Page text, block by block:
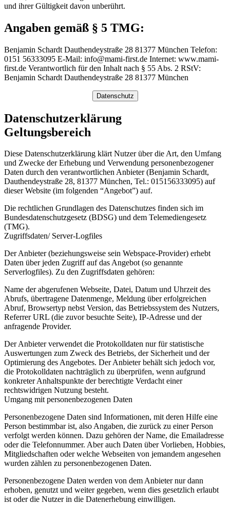
und ihrer Gültigkeit davon unberührt.
Angaben gemäß § 5 TMG:
Benjamin Schardt Dauthendeystraße 28 81377 München Telefon:
0151 56333095 E-Mail: info@mami-first.de Internet: www.mami-
first.de Verantwortlich für den Inhalt nach § 55 Abs. 2 RStV:
Benjamin Schardt Dauthendeystraße 28 81377 München
Datenschutz
Datenschutzerklärung
Geltungsbereich
Diese Datenschutzerklärung klärt Nutzer über die Art, den Umfang
und Zwecke der Erhebung und Verwendung personenbezogener
Daten durch den verantwortlichen Anbieter (Benjamin Schardt,
Dauthendeystraße 28, 81377 München, Tel.: 015156333095) auf
dieser Website (im folgenden “Angebot”) auf.
Die rechtlichen Grundlagen des Datenschutzes finden sich im
Bundesdatenschutzgesetz (BDSG) und dem Telemediengesetz
(TMG).
Zugriffsdaten/ Server-Logfiles
Der Anbieter (beziehungsweise sein Webspace-Provider) erhebt
Daten über jeden Zugriff auf das Angebot (so genannte
Serverlogfiles). Zu den Zugriffsdaten gehören:
Name der abgerufenen Webseite, Datei, Datum und Uhrzeit des
Abrufs, übertragene Datenmenge, Meldung über erfolgreichen
Abruf, Browsertyp nebst Version, das Betriebssystem des Nutzers,
Referrer URL (die zuvor besuchte Seite), IP-Adresse und der
anfragende Provider.
Der Anbieter verwendet die Protokolldaten nur für statistische
Auswertungen zum Zweck des Betriebs, der Sicherheit und der
Optimierung des Angebotes. Der Anbieter behält sich jedoch vor,
die Protokolldaten nachträglich zu überprüfen, wenn aufgrund
konkreter Anhaltspunkte der berechtigte Verdacht einer
rechtswidrigen Nutzung besteht.
Umgang mit personenbezogenen Daten
Personenbezogene Daten sind Informationen, mit deren Hilfe eine
Person bestimmbar ist, also Angaben, die zurück zu einer Person
verfolgt werden können. Dazu gehören der Name, die Emailadresse
oder die Telefonnummer. Aber auch Daten über Vorlieben, Hobbies,
Mitgliedschaften oder welche Webseiten von jemandem angesehen
wurden zählen zu personenbezogenen Daten.
Personenbezogene Daten werden von dem Anbieter nur dann
erhoben, genutzt und weiter gegeben, wenn dies gesetzlich erlaubt
ist oder die Nutzer in die Datenerhebung einwilligen.